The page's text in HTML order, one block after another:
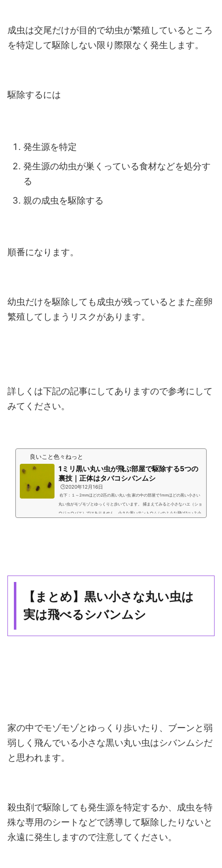
成虫は交尾だけが目的で幼虫が繁殖しているところ
を特定して駆除しない限り際限なく発生します。
駆除するには
発生源を特定
発生源の幼虫が巣くっている食材などを処分す
る
親の成虫を駆除する
順番になります。
幼虫だけを駆除しても成虫が残っているとまた産卵
繁殖してしまうリスクがあります。
詳しくは下記の記事にしてありますので参考にして
みてください。
良いこと色々ねっと
1ミリ黒い丸い虫が飛ぶ部屋で駆除する5つの
裏技｜正体はタバコシバンムシ
🕒️2020年12月16日
右下：１～2mmほどの2匹の黒い丸い虫 家の中の部屋で1mmほどの黒い小さい
丸い虫がモゾモゾとゆっくりと歩いています。 捕まえてみると小さなハエ（ショ
ウジョウバエ）ではありません。小さな黒いテントウムシのような飛ばない？小
【まとめ】黒い小さな丸い虫は
実は飛べるシバンムシ
家の中でモゾモゾとゆっくり歩いたり、ブーンと弱
弱しく飛んでいる小さな黒い丸い虫はシバンムシだ
と思われます。
殺虫剤で駆除しても発生源を特定するか、成虫を特
殊な専用のシートなどで誘導して駆除したりないと
永遠に発生しますので注意してください。